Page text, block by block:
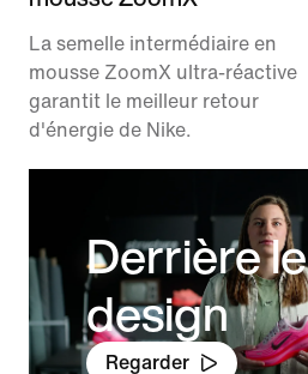
La semelle intermédiaire en
mousse ZoomX ultra-réactive
garantit le meilleur retour
d'énergie de Nike.
Derrière le
design
Regarder